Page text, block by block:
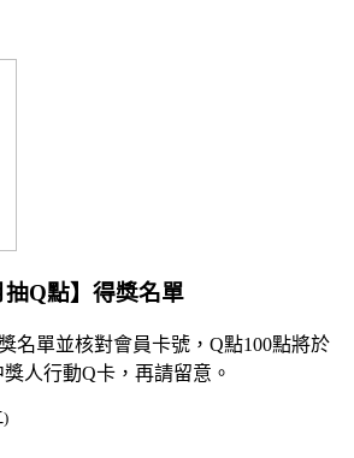
抽Q點】得獎名單
名單並核對會員卡號，Q點100點將於
人行動Q卡，再請留意。
)